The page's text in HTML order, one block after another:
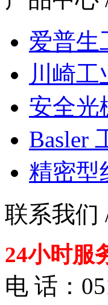
爱普生
川崎工
安全光
Basler
精密型
联系我们
24小时服
电 话：